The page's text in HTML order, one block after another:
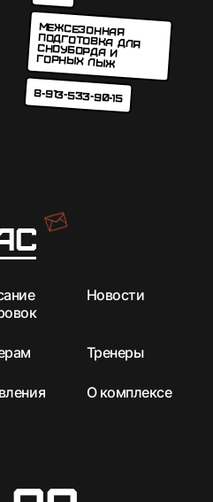
Межсезонная
подготовка для
сноуборда и
горных лыж
8-913-533-90-15
Новости
Тренеры
О комплексе